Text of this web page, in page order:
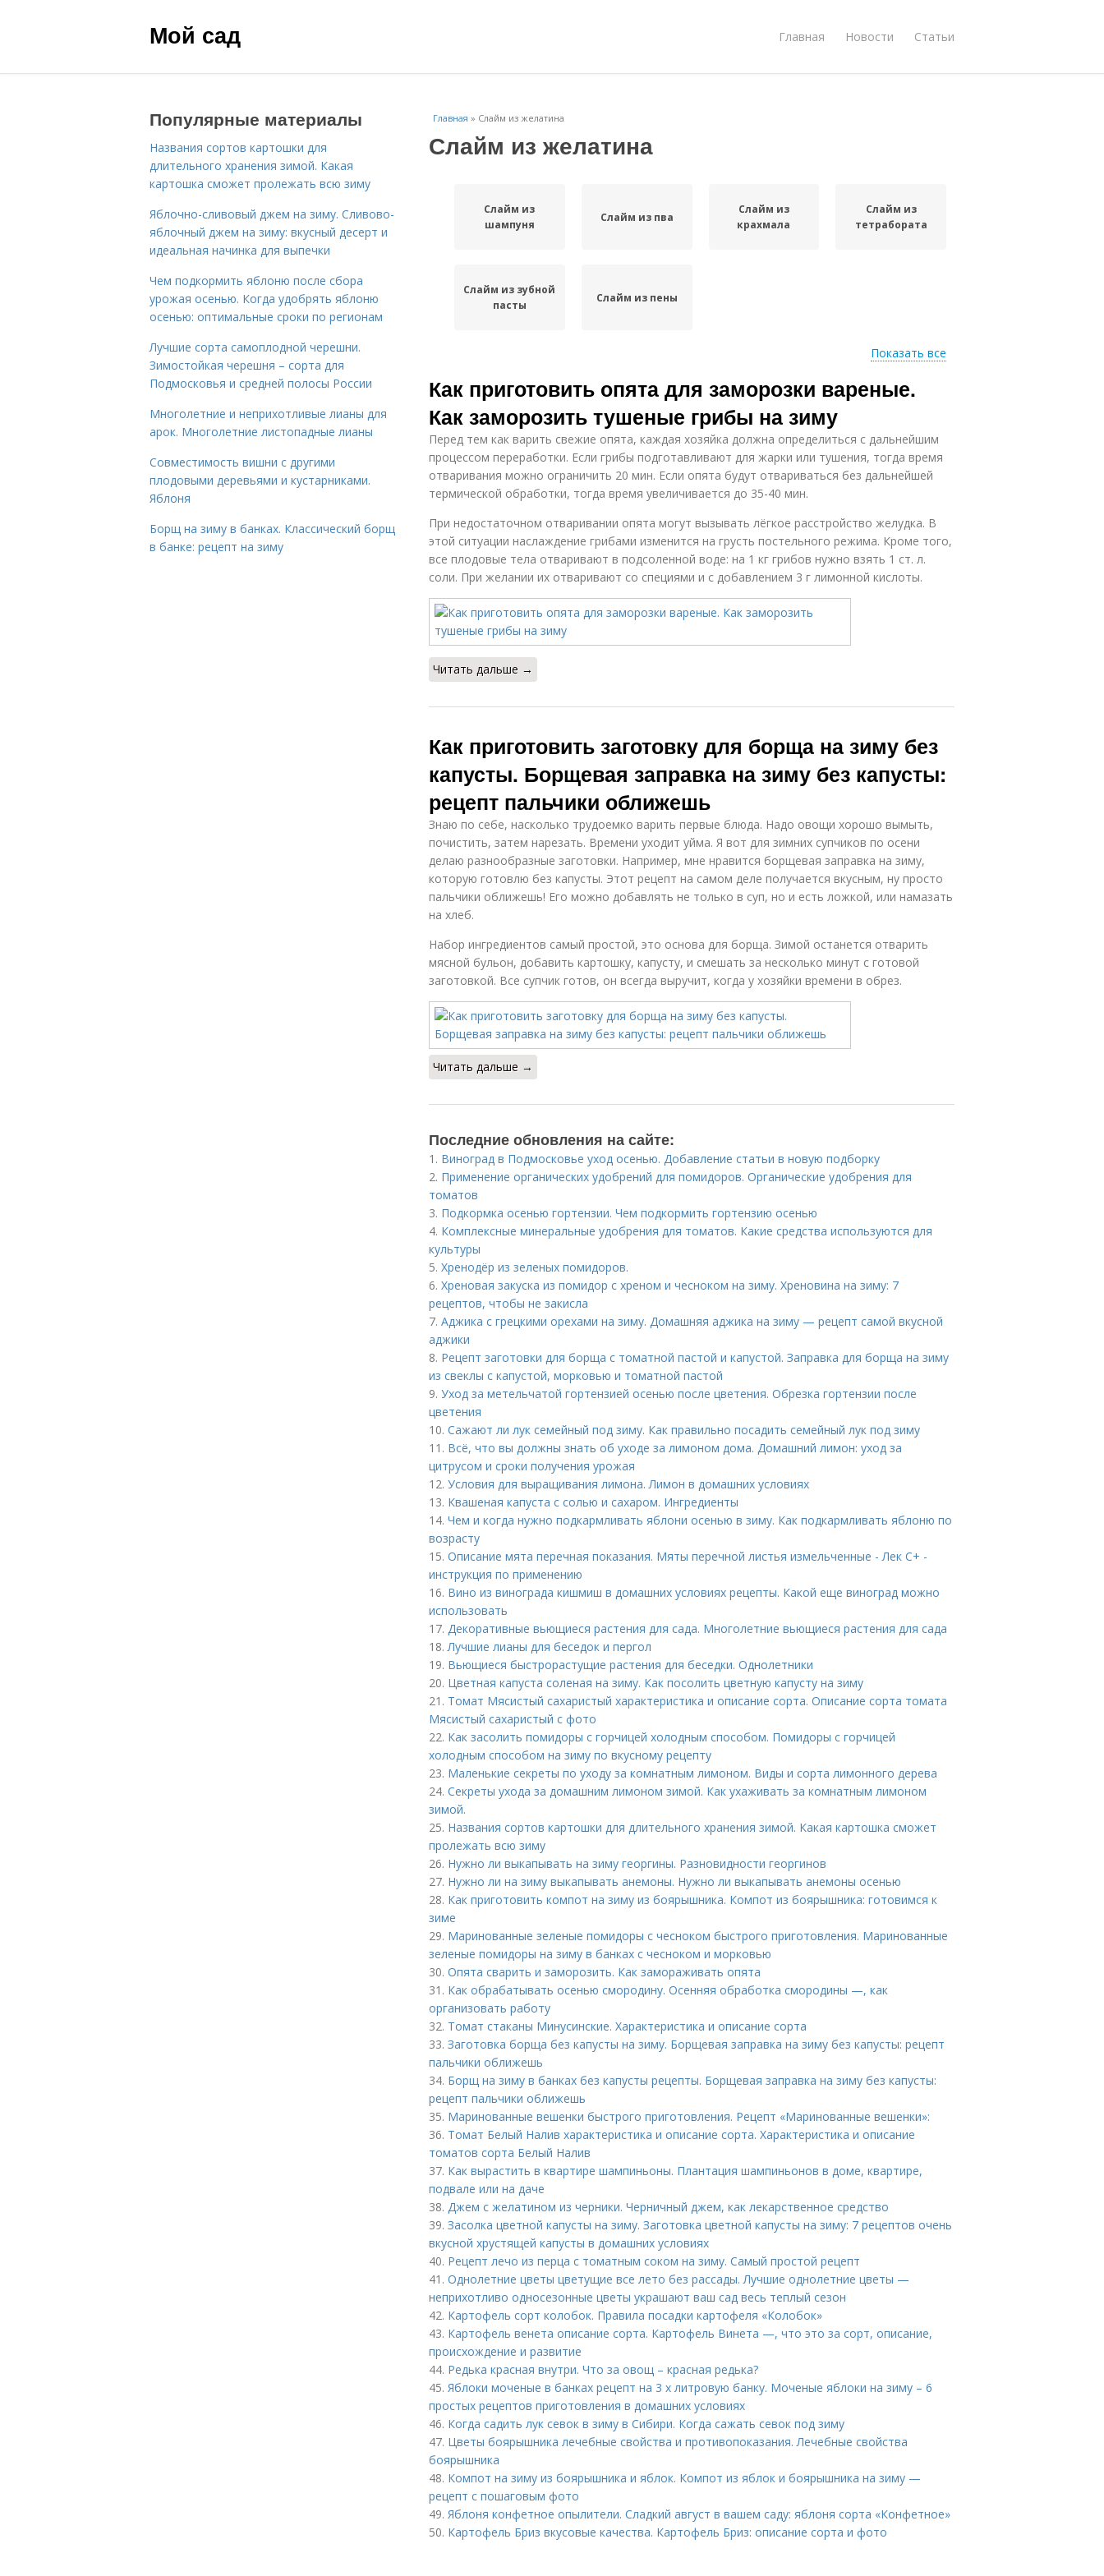
Мой сад Главная Новости Статьи
Главная » Слайм из желатина
Слайм из желатина
Слайм из
шампуня
Слайм из пва
Слайм из
крахмала
Слайм из
тетрабората
Слайм из зубной
пасты
Слайм из пены
Показать все
Как приготовить опята для заморозки вареные.
Как заморозить тушеные грибы на зиму
Перед тем как варить свежие опята, каждая хозяйка должна определиться с дальнейшим
процессом переработки. Если грибы подготавливают для жарки или тушения, тогда время
отваривания можно ограничить 20 мин. Если опята будут отвариваться без дальнейшей
термической обработки, тогда время увеличивается до 35-40 мин.
При недостаточном отваривании опята могут вызывать лёгкое расстройство желудка. В
этой ситуации наслаждение грибами изменится на грусть постельного режима. Кроме того,
все плодовые тела отваривают в подсоленной воде: на 1 кг грибов нужно взять 1 ст. л.
соли. При желании их отваривают со специями и с добавлением 3 г лимонной кислоты.
Читать дальше →
Как приготовить заготовку для борща на зиму без
капусты. Борщевая заправка на зиму без капусты:
рецепт пальчики оближешь
Знаю по себе, насколько трудоемко варить первые блюда. Надо овощи хорошо вымыть,
почистить, затем нарезать. Времени уходит уйма. Я вот для зимних супчиков по осени
делаю разнообразные заготовки. Например, мне нравится борщевая заправка на зиму,
которую готовлю без капусты. Этот рецепт на самом деле получается вкусным, ну просто
пальчики оближешь! Его можно добавлять не только в суп, но и есть ложкой, или намазать
на хлеб.
Набор ингредиентов самый простой, это основа для борща. Зимой останется отварить
мясной бульон, добавить картошку, капусту, и смешать за несколько минут с готовой
заготовкой. Все супчик готов, он всегда выручит, когда у хозяйки времени в обрез.
Читать дальше →
Последние обновления на сайте:
1. Виноград в Подмосковье уход осенью. Добавление статьи в новую подборку
2. Применение органических удобрений для помидоров. Органические удобрения для
томатов
3. Подкормка осенью гортензии. Чем подкормить гортензию осенью
4. Комплексные минеральные удобрения для томатов. Какие средства используются для
культуры
5. Хренодёр из зеленых помидоров.
6. Хреновая закуска из помидор с хреном и чесноком на зиму. Хреновина на зиму: 7
рецептов, чтобы не закисла
7. Аджика с грецкими орехами на зиму. Домашняя аджика на зиму — рецепт самой вкусной
аджики
8. Рецепт заготовки для борща с томатной пастой и капустой. Заправка для борща на зиму
из свеклы с капустой, морковью и томатной пастой
9. Уход за метельчатой гортензией осенью после цветения. Обрезка гортензии после
цветения
10. Сажают ли лук семейный под зиму. Как правильно посадить семейный лук под зиму
11. Всё, что вы должны знать об уходе за лимоном дома. Домашний лимон: уход за
цитрусом и сроки получения урожая
12. Условия для выращивания лимона. Лимон в домашних условиях
13. Квашеная капуста с солью и сахаром. Ингредиенты
14. Чем и когда нужно подкармливать яблони осенью в зиму. Как подкармливать яблоню по
возрасту
15. Описание мята перечная показания. Мяты перечной листья измельченные - Лек С+ -
инструкция по применению
16. Вино из винограда кишмиш в домашних условиях рецепты. Какой еще виноград можно
использовать
17. Декоративные вьющиеся растения для сада. Многолетние вьющиеся растения для сада
18.Лучшие лианы для беседок и пергол
19. Вьющиеся быстрорастущие растения для беседки. Однолетники
20. Цветная капуста соленая на зиму. Как посолить цветную капусту на зиму
21. Томат Мясистый сахаристый характеристика и описание сорта. Описание сорта томата
Мясистый сахаристый с фото
22. Как засолить помидоры с горчицей холодным способом. Помидоры с горчицей
холодным способом на зиму по вкусному рецепту
23. Маленькие секреты по уходу за комнатным лимоном. Виды и сорта лимонного дерева
24. Секреты ухода за домашним лимоном зимой. Как ухаживать за комнатным лимоном
зимой.
25. Названия сортов картошки для длительного хранения зимой. Какая картошка сможет
пролежать всю зиму
26. Нужно ли выкапывать на зиму георгины. Разновидности георгинов
27. Нужно ли на зиму выкапывать анемоны. Нужно ли выкапывать анемоны осенью
28. Как приготовить компот на зиму из боярышника. Компот из боярышника: готовимся к
зиме
29. Маринованные зеленые помидоры с чесноком быстрого приготовления. Маринованные
зеленые помидоры на зиму в банках с чесноком и морковью
30. Опята сварить и заморозить. Как замораживать опята
31. Как обрабатывать осенью смородину. Осенняя обработка смородины —, как
организовать работу
32. Томат стаканы Минусинские. Характеристика и описание сорта
33. Заготовка борща без капусты на зиму. Борщевая заправка на зиму без капусты: рецепт
пальчики оближешь
34. Борщ на зиму в банках без капусты рецепты. Борщевая заправка на зиму без капусты:
рецепт пальчики оближешь
35. Маринованные вешенки быстрого приготовления. Рецепт «Маринованные вешенки»:
36. Томат Белый Налив характеристика и описание сорта. Характеристика и описание
томатов сорта Белый Налив
37. Как вырастить в квартире шампиньоны. Плантация шампиньонов в доме, квартире,
подвале или на даче
38. Джем с желатином из черники. Черничный джем, как лекарственное средство
39. Засолка цветной капусты на зиму. Заготовка цветной капусты на зиму: 7 рецептов очень
вкусной хрустящей капусты в домашних условиях
40. Рецепт лечо из перца с томатным соком на зиму. Самый простой рецепт
41. Однолетние цветы цветущие все лето без рассады. Лучшие однолетние цветы —
неприхотливо односезонные цветы украшают ваш сад весь теплый сезон
42. Картофель сорт колобок. Правила посадки картофеля «Колобок»
43. Картофель венета описание сорта. Картофель Винета —, что это за сорт, описание,
происхождение и развитие
44. Редька красная внутри. Что за овощ – красная редька?
45. Яблоки моченые в банках рецепт на 3 х литровую банку. Моченые яблоки на зиму – 6
простых рецептов приготовления в домашних условиях
46. Когда садить лук севок в зиму в Сибири. Когда сажать севок под зиму
47. Цветы боярышника лечебные свойства и противопоказания. Лечебные свойства
боярышника
48. Компот на зиму из боярышника и яблок. Компот из яблок и боярышника на зиму —
рецепт с пошаговым фото
49. Яблоня конфетное опылители. Сладкий август в вашем саду: яблоня сорта «Конфетное»
50. Картофель Бриз вкусовые качества. Картофель Бриз: описание сорта и фото
Популярные материалы
Названия сортов картошки для
длительного хранения зимой. Какая
картошка сможет пролежать всю зиму
Яблочно-сливовый джем на зиму. Сливово-
яблочный джем на зиму: вкусный десерт и
идеальная начинка для выпечки
Чем подкормить яблоню после сбора
урожая осенью. Когда удобрять яблоню
осенью: оптимальные сроки по регионам
Лучшие сорта самоплодной черешни.
Зимостойкая черешня – сорта для
Подмосковья и средней полосы России
Многолетние и неприхотливые лианы для
арок. Многолетние листопадные лианы
Совместимость вишни с другими
плодовыми деревьями и кустарниками.
Яблоня
Борщ на зиму в банках. Классический борщ
в банке: рецепт на зиму